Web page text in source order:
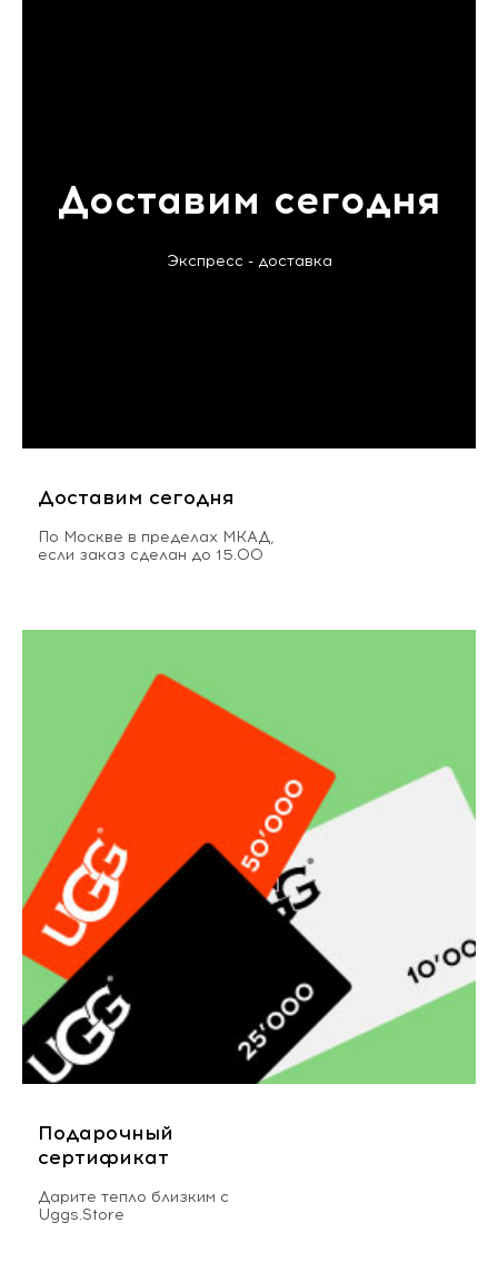
Доставим сегодня
Экспресс - доставка
Доставим сегодня
По Москве в пределах МКАД,
если заказ сделан до 15.00
Подарочный
сертификат
Дарите тепло близким с
Uggs.Store